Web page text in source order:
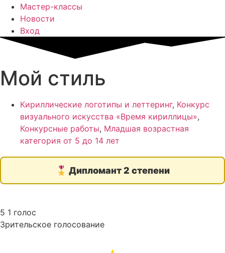
Мастер-классы
Новости
Вход
Мой стиль
Кириллические логотипы и леттеринг, Конкурс
визуального искусства «Время кириллицы»,
Конкурсные работы, Младшая возрастная
категория от 5 до 14 лет
🎖️ Дипломант 2 степени
5 1 голос
Зрительское голосование